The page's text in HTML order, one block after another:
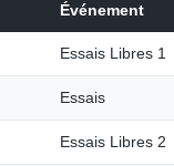
Événement
Essais Libres 1
Essais
Essais Libres 2